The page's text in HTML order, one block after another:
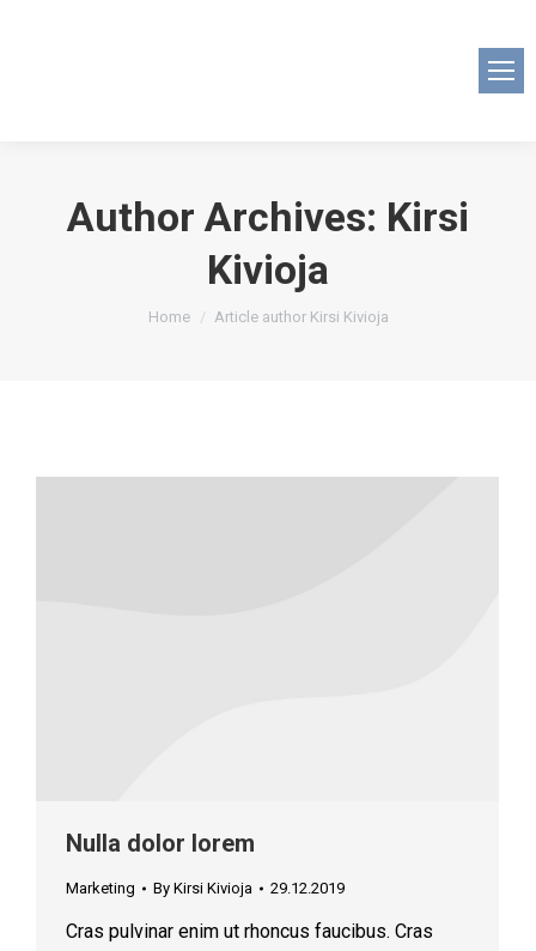
Author Archives: Kirsi
Kivioja
You are here:
Home Article author Kirsi Kivioja
Nulla dolor lorem
Marketing By Kirsi Kivioja 29.12.2019
Cras pulvinar enim ut rhoncus faucibus. Cras